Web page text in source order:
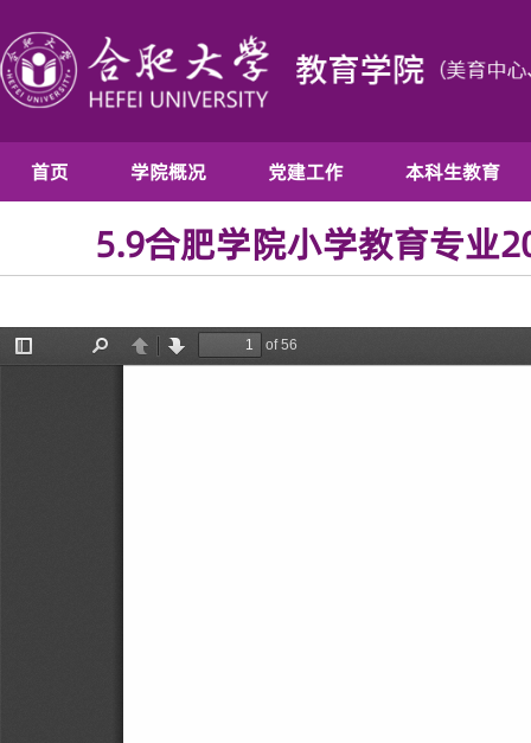
首页 学院概况 党建工作 本科生教育
5.9合肥学院小学教育专业